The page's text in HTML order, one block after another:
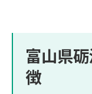
富山県
徴